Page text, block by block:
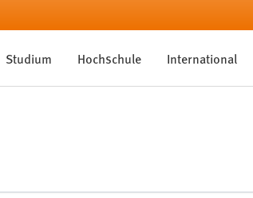
Studium Hochschule International